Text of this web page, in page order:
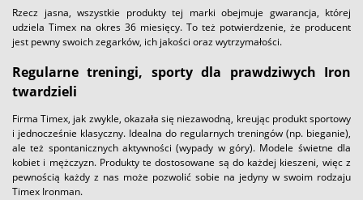
Rzecz jasna, wszystkie produkty tej marki obejmuje gwarancja, której
udziela Timex na okres 36 miesięcy. To też potwierdzenie, że producent
jest pewny swoich zegarków, ich jakości oraz wytrzymałości.
Regularne treningi, sporty dla prawdziwych Iron
twardzieli
Firma Timex, jak zwykle, okazała się niezawodną, kreując produkt sportowy
i jednocześnie klasyczny. Idealna do regularnych treningów (np. bieganie),
ale też spontanicznych aktywności (wypady w góry). Modele świetne dla
kobiet i mężczyzn. Produkty te dostosowane są do każdej kieszeni, więc z
pewnością każdy z nas może pozwolić sobie na jedyny w swoim rodzaju
Timex Ironman.